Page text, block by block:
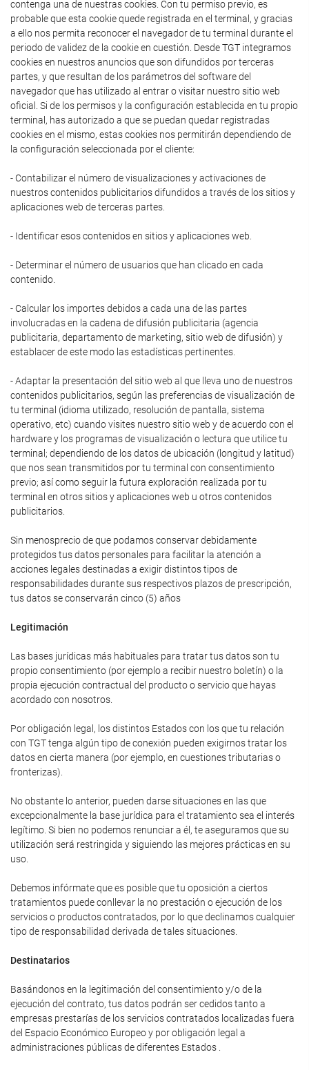
contenga una de nuestras cookies. Con tu permiso previo, es
probable que esta cookie quede registrada en el terminal, y gracias
a ello nos permita reconocer el navegador de tu terminal durante el
periodo de validez de la cookie en cuestión. Desde TGT integramos
cookies en nuestros anuncios que son difundidos por terceras
partes, y que resultan de los parámetros del software del
navegador que has utilizado al entrar o visitar nuestro sitio web
oficial. Si de los permisos y la configuración establecida en tu propio
terminal, has autorizado a que se puedan quedar registradas
cookies en el mismo, estas cookies nos permitirán dependiendo de
la configuración seleccionada por el cliente:
- Contabilizar el número de visualizaciones y activaciones de
nuestros contenidos publicitarios difundidos a través de los sitios y
aplicaciones web de terceras partes.
- Identificar esos contenidos en sitios y aplicaciones web.
- Determinar el número de usuarios que han clicado en cada
contenido.
- Calcular los importes debidos a cada una de las partes
involucradas en la cadena de difusión publicitaria (agencia
publicitaria, departamento de marketing, sitio web de difusión) y
establacer de este modo las estadísticas pertinentes.
- Adaptar la presentación del sitio web al que lleva uno de nuestros
contenidos publicitarios, según las preferencias de visualización de
tu terminal (idioma utilizado, resolución de pantalla, sistema
operativo, etc) cuando visites nuestro sitio web y de acuerdo con el
hardware y los programas de visualización o lectura que utilice tu
terminal; dependiendo de los datos de ubicación (longitud y latitud)
que nos sean transmitidos por tu terminal con consentimiento
previo; así como seguir la futura exploración realizada por tu
terminal en otros sitios y aplicaciones web u otros contenidos
publicitarios.
Sin menosprecio de que podamos conservar debidamente
protegidos tus datos personales para facilitar la atención a
acciones legales destinadas a exigir distintos tipos de
responsabilidades durante sus respectivos plazos de prescripción,
tus datos se conservarán cinco (5) años
Legitimación
Las bases jurídicas más habituales para tratar tus datos son tu
propio consentimiento (por ejemplo a recibir nuestro boletín) o la
propia ejecución contractual del producto o servicio que hayas
acordado con nosotros.
Por obligación legal, los distintos Estados con los que tu relación
con TGT tenga algún tipo de conexión pueden exigirnos tratar los
datos en cierta manera (por ejemplo, en cuestiones tributarias o
fronterizas).
No obstante lo anterior, pueden darse situaciones en las que
excepcionalmente la base jurídica para el tratamiento sea el interés
legítimo. Si bien no podemos renunciar a él, te aseguramos que su
utilización será restringida y siguiendo las mejores prácticas en su
uso.
Debemos infórmate que es posible que tu oposición a ciertos
tratamientos puede conllevar la no prestación o ejecución de los
servicios o productos contratados, por lo que declinamos cualquier
tipo de responsabilidad derivada de tales situaciones.
Destinatarios
Basándonos en la legitimación del consentimiento y/o de la
ejecución del contrato, tus datos podrán ser cedidos tanto a
empresas prestarías de los servicios contratados localizadas fuera
del Espacio Económico Europeo y por obligación legal a
administraciones públicas de diferentes Estados .